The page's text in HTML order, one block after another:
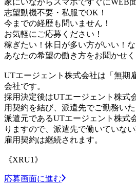
志望動機不要・私服でOK！
今までの経歴も問いません！
お気軽にご応募ください！
稼ぎたい！休日が多い方がいい！
あなたの希望の働き方をお聞かせ
UTエージェント株式会社は「無期
会社です。
採用決定後はUTエージェント株式
用契約を結び、派遣先でご勤務いた
派遣元であるUTエージェント株式
りますので、派遣先で働いていな
雇用契約は継続されます。
《XRU1》
応募画面に進む